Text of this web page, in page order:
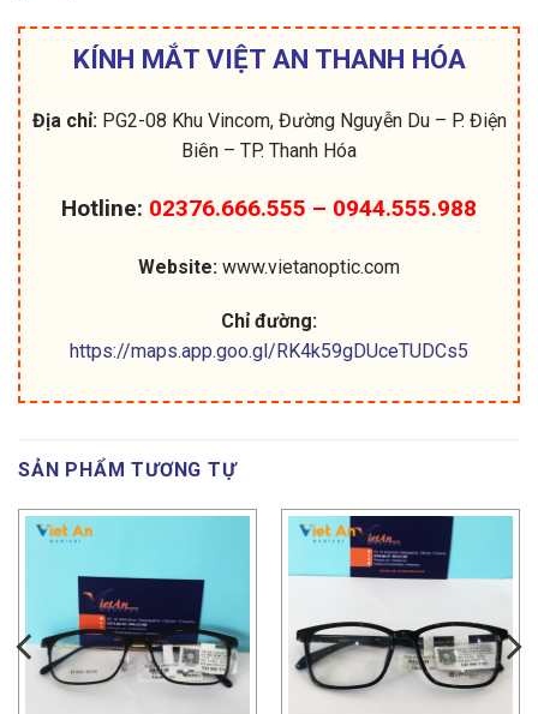
KÍNH MẮT VIỆT AN THANH HÓA
Địa chỉ:PG2-08 Khu Vincom, Đường Nguyễn Du – P. Điện
Biên – TP. Thanh Hóa
Hotline: 02376.666.555 – 0944.555.988
Website: www.vietanoptic.com
Chỉ đường:
https://maps.app.goo.gl/RK4k59gDUceTUDCs5
SẢN PHẨM TƯƠNG TỰ